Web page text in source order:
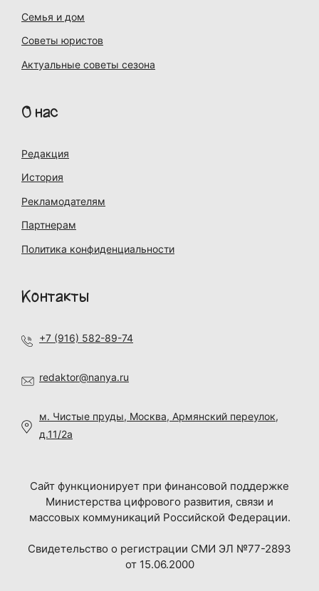
Семья и дом
Советы юристов
Актуальные советы сезона
О нас
Редакция
История
Рекламодателям
Партнерам
Политика конфиденциальности
Контакты
+7 (916) 582-89-74
redaktor@nanya.ru
м. Чистые пруды, Москва, Армянский переулок,
д.11/2а
Сайт функционирует при финансовой поддержке
Министерства цифрового развития, связи и
массовых коммуникаций Российской Федерации.
Свидетельство о регистрации СМИ ЭЛ №77-2893
от 15.06.2000